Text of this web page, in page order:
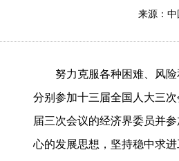
来源：中
努力克服各种困难、风险
分别参加十三届全国人大三
届三次会议的经济界委员并
心的发展思想，坚持稳中求